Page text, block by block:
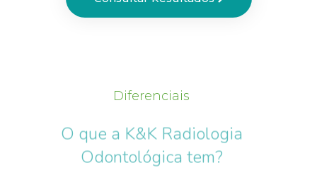
Diferenciais
O que a K&K Radiologia
Odontológica tem?